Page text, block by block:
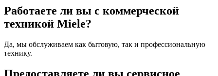
Работаете ли вы с коммерческой
техникой Miele?
Да, мы обслуживаем как бытовую, так и профессиональную
технику.